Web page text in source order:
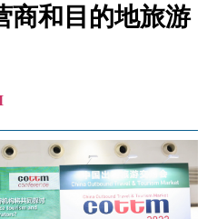
商和目的地旅游